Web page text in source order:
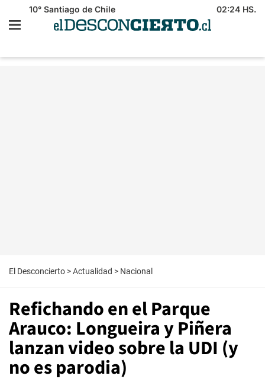
10° Santiago de Chile 02:24 HS.
El Desconcierto >Actualidad > Nacional
Refichando en el Parque
Arauco: Longueira y Piñera
lanzan video sobre la UDI (y
no es parodia)